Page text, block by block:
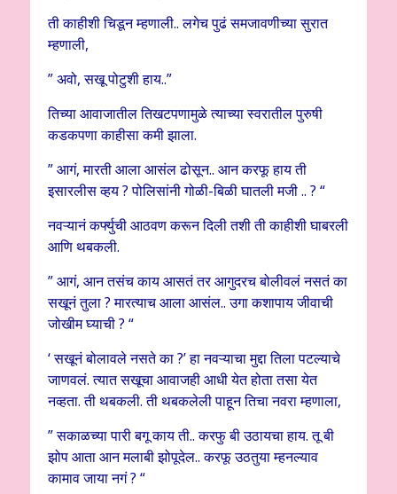
ती काहीशी चिडून म्हणाली.. लगेच पुढं समजावणीच्या सुरात
म्हणाली,
” अवो, सखू पोटुशी हाय..”
तिच्या आवाजातील तिखटपणामुळे त्याच्या स्वरातील पुरुषी
कडकपणा काहीसा कमी झाला.
” आगं, मारती आला आसंल ढोसून.. आन करफू हाय ती
इसारलीस व्हय ? पोलिसांनी गोळी-बिळी घातली मजी .. ? “
नवऱ्यानं कर्फ्युची आठवण करून दिली तशी ती काहीशी घाबरली
आणि थबकली.
” आगं, आन तसंच काय आसतं तर आगुदरच बोलीवलं नसतं का
सखूनं तुला ? मारत्याच आला आसंल.. उगा कशापाय जीवाची
जोखीम घ्याची ? “
‘ सखूनं बोलावले नसते का ?’ हा नवऱ्याचा मुद्दा तिला पटल्याचे
जाणवलं. त्यात सखूचा आवाजही आधी येत होता तसा येत
नव्हता. ती थबकली. ती थबकलेली पाहून तिचा नवरा म्हणाला,
” सकाळच्या पारी बगू काय ती.. करफु बी उठायचा हाय. तू बी
झोप आता आन मलाबी झोपूदेल.. करफू उठतुया म्हनल्याव
कामाव जाया नगं ? “